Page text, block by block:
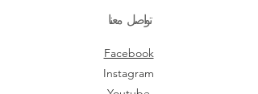
تواصل معنا
Facebook
Instagram